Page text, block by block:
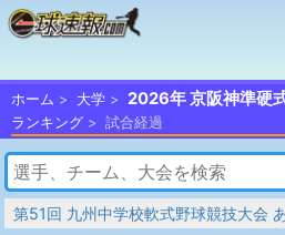
ホーム 大学 2026年 京阪神準硬
ランキング
試合経過
第51回 九州中学校軟式野球競技大会